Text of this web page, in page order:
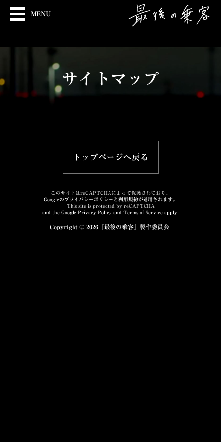
MENU
サイトマップ
トップページへ戻る
このサイトはreCAPTCHAによって保護されており、
Googleのプライバシーポリシーと利用規約が適用されます。
This site is protected by reCAPTCHA
and the Google Privacy Policy and Terms of Service apply.
Copyright © 2026 『最後の乗客』製作委員会